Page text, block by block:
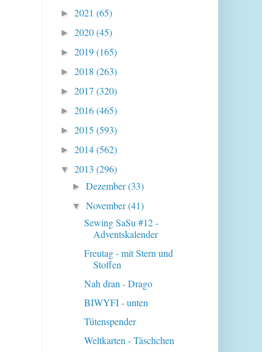
► 2021 (65)
► 2020(45)
► 2019(165)
► 2018 (263)
► 2017 (320)
► 2016(465)
► 2015 (593)
► 2014(562)
▼ 2013 (296)
►Dezember(33)
▼November(41)
Sewing SaSu #12 -
Adventskalender
Freutag - mit Stern und
Stoffen
Nah dran - Drago
BIWYFI - unten
Tütenspender
Weltkarten - Täschchen